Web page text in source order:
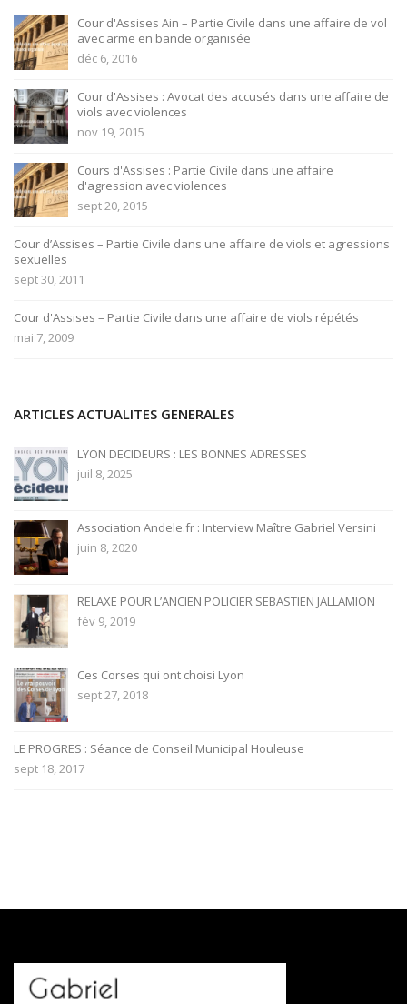
Cour d'Assises Ain – Partie Civile dans une affaire de vol
avec arme en bande organisée
déc 6, 2016
Cour d'Assises : Avocat des accusés dans une affaire de
viols avec violences
nov 19, 2015
Cours d'Assises : Partie Civile dans une affaire
d'agression avec violences
sept 20, 2015
Cour d’Assises – Partie Civile dans une affaire de viols et agressions
sexuelles
sept 30, 2011
Cour d'Assises – Partie Civile dans une affaire de viols répétés
mai 7, 2009
ARTICLES ACTUALITES GENERALES
LYON DECIDEURS : LES BONNES ADRESSES
juil 8, 2025
Association Andele.fr : Interview Maître Gabriel Versini
juin 8, 2020
RELAXE POUR L’ANCIEN POLICIER SEBASTIEN JALLAMION
fév 9, 2019
Ces Corses qui ont choisi Lyon
sept 27, 2018
LE PROGRES : Séance de Conseil Municipal Houleuse
sept 18, 2017